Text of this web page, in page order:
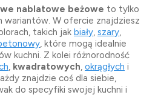
nablatowe beżowe to tylko
wariantów. W ofercie znajdziesz
takich jak biały szary
, które mogą idealnie
kuchni. Z kolei różnorodność
kwadratowych okrągłych i
znajdzie coś dla siebie,
do specyfiki swojej kuchni i